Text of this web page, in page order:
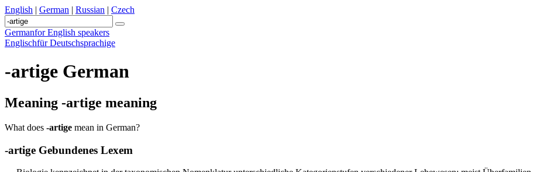
English | German | Russian | Czech
Germanfor English speakers
Englischfür Deutschsprachige
-artige German
Meaning -artige meaning
What does -artige mean in German?
-artige Gebundenes Lexem